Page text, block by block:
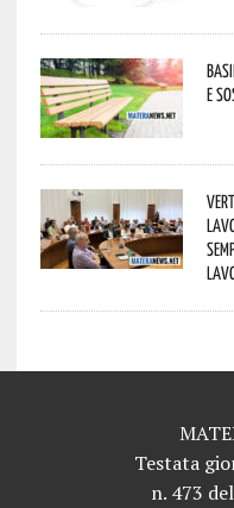
e
Testata
n. 473